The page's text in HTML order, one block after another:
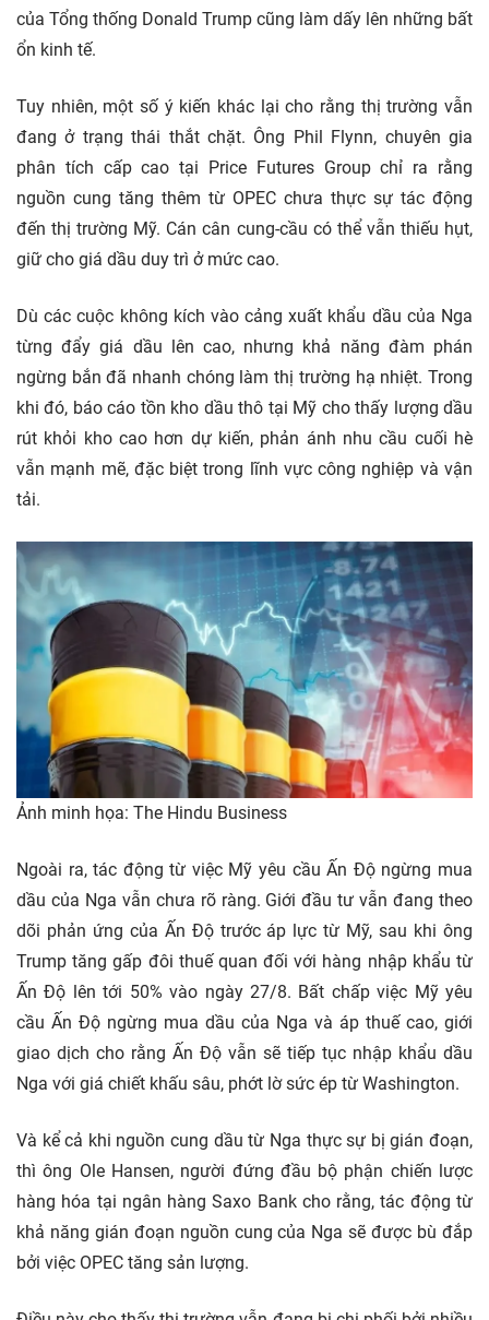
của Tổng thống Donald Trump cũng làm dấy lên những bất
ổn kinh tế.
Tuy nhiên, một số ý kiến khác lại cho rằng thị trường vẫn
đang ở trạng thái thắt chặt. Ông Phil Flynn, chuyên gia
phân tích cấp cao tại Price Futures Group chỉ ra rằng
nguồn cung tăng thêm từ OPEC chưa thực sự tác động
đến thị trường Mỹ. Cán cân cung-cầu có thể vẫn thiếu hụt,
giữ cho giá dầu duy trì ở mức cao.
Dù các cuộc không kích vào cảng xuất khẩu dầu của Nga
từng đẩy giá dầu lên cao, nhưng khả năng đàm phán
ngừng bắn đã nhanh chóng làm thị trường hạ nhiệt. Trong
khi đó, báo cáo tồn kho dầu thô tại Mỹ cho thấy lượng dầu
rút khỏi kho cao hơn dự kiến, phản ánh nhu cầu cuối hè
vẫn mạnh mẽ, đặc biệt trong lĩnh vực công nghiệp và vận
tải.
Ảnh minh họa: The Hindu Business
Ngoài ra, tác động từ việc Mỹ yêu cầu Ấn Độ ngừng mua
dầu của Nga vẫn chưa rõ ràng. Giới đầu tư vẫn đang theo
dõi phản ứng của Ấn Độ trước áp lực từ Mỹ, sau khi ông
Trump tăng gấp đôi thuế quan đối với hàng nhập khẩu từ
Ấn Độ lên tới 50% vào ngày 27/8. Bất chấp việc Mỹ yêu
cầu Ấn Độ ngừng mua dầu của Nga và áp thuế cao, giới
giao dịch cho rằng Ấn Độ vẫn sẽ tiếp tục nhập khẩu dầu
Nga với giá chiết khấu sâu, phớt lờ sức ép từ Washington.
Và kể cả khi nguồn cung dầu từ Nga thực sự bị gián đoạn,
thì ông Ole Hansen, người đứng đầu bộ phận chiến lược
hàng hóa tại ngân hàng Saxo Bank cho rằng, tác động từ
khả năng gián đoạn nguồn cung của Nga sẽ được bù đắp
bởi việc OPEC tăng sản lượng.